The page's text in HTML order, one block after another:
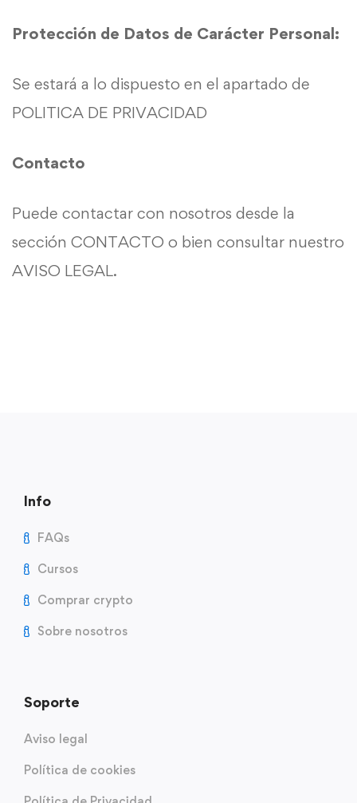
Protección de Datos de Carácter Personal:
Se estará a lo dispuesto en el apartado de
POLITICA DE PRIVACIDAD
Contacto
Puede contactar con nosotros desde la
sección CONTACTO o bien consultar nuestro
AVISO LEGAL.
Info
FAQs
Cursos
Comprar crypto
Sobre nosotros
Soporte
Aviso legal
Política de cookies